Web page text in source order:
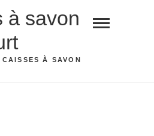
à savon
À SAVON